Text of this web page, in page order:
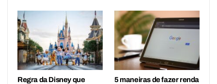
Regra da Disney que
5 maneiras de fazer renda